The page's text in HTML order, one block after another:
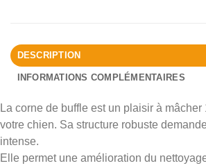
DESCRIPTION
INFORMATIONS COMPLÉMENTAIRES
La corne de buffle est un plaisir à
votre chien. Sa structure robuste
intense.
Elle permet une amélioration du